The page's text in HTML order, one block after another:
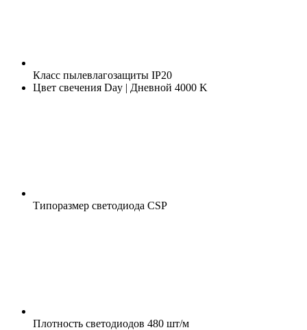
Класс пылевлагозащиты IP20
Цвет свечения Day | Дневной 4000 K
Типоразмер светодиода CSP
Плотность светодиодов 480 шт/м